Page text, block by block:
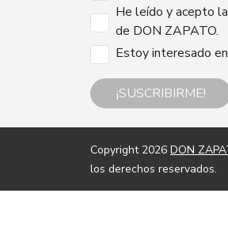
He leído y acepto la
de DON ZAPATO.
Estoy interesado
¡SUSCRIBIRME!
Copyright 2026 DON
los derechos reservados.